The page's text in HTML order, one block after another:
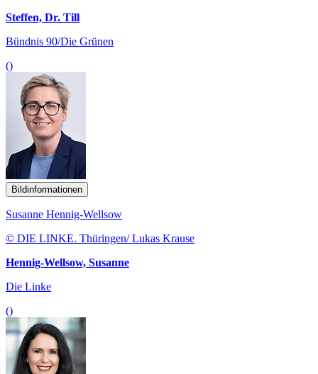
Steffen, Dr. Till
Bündnis 90/Die Grünen
()
Bildinformationen
Susanne Hennig-Wellsow
© DIE LINKE. Thüringen/ Lukas Krause
Hennig-Wellsow, Susanne
Die Linke
()